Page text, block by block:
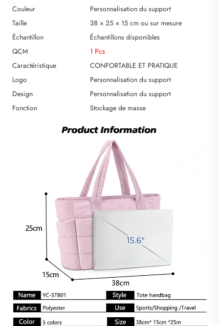
Couleur
Personnalisation du support
Taille
38 × 25 × 15 cm ou sur mesure
Échantillon
Échantillons disponibles
QCM
1 Pcs
Caractéristique
CONFORTABLE ET PRATIQUE
Logo
Personnalisation du support
Design
Personnalisation du support
Fonction
Stockage de masse